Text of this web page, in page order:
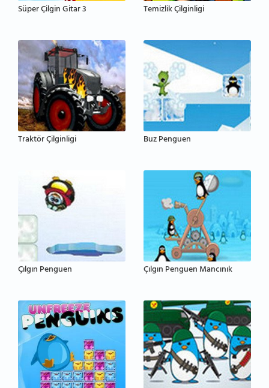
Süper Çilgin Gitar 3 Temizlik Çilginligi
Traktör Çilginligi Buz Penguen
Çılgın Penguen Çılgın Penguen Mancınık